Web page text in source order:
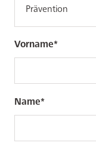
Vorname
Name